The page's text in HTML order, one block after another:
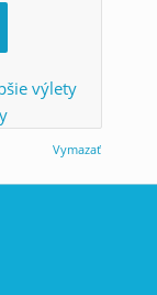
Vymazať
výlety